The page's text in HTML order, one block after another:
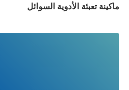
ماكينة تعبئة الأدوية السوائل